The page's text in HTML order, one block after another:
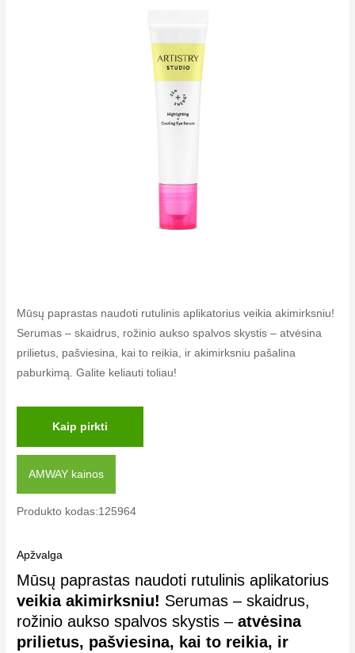
Mūsų paprastas naudoti rutulinis aplikatorius veikia akimirksniu!
Serumas – skaidrus, rožinio aukso spalvos skystis – atvėsina
prilietus, pašviesina, kai to reikia, ir akimirksniu pašalina
paburkimą. Galite keliauti toliau!
Kaip pirkti
AMWAY kainos
Produkto kodas:125964
Apžvalga
Mūsų paprastas naudoti rutulinis aplikatorius
veikia akimirksniu! Serumas – skaidrus,
rožinio aukso spalvos skystis –atvėsina
prilietus, pašviesina, kai to reikia, ir